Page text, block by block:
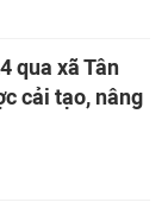
qua xã Tân
cải tạo, nâng